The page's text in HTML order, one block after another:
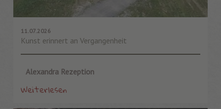
11.07.2026
Kunst erinnert an Vergangenheit
Alexandra Rezeption
Weiterlesen